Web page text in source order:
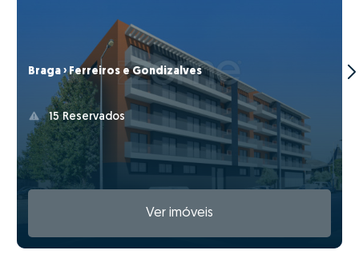
Braga › Ferreiros e Gondizalves
15 Reservados
Ver imóveis